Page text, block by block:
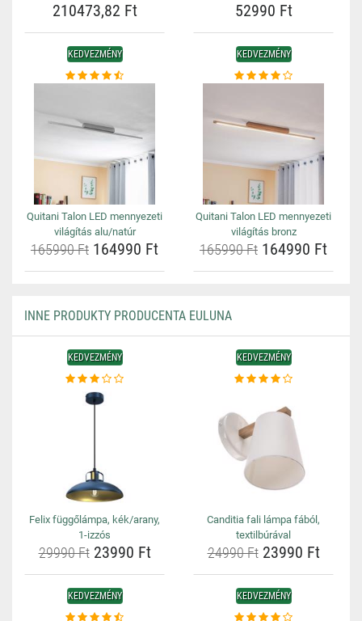
210473,82 Ft 52990 Ft
KEDVEZMÉNY
Quitani Talon LED mennyezeti
világítás alu/natúr
165990 Ft 164990 Ft
KEDVEZMÉNY
Quitani Talon LED mennyezeti
világítás bronz
165990 Ft 164990 Ft
INNE PRODUKTY PRODUCENTA EULUNA
KEDVEZMÉNY
Felix függőlámpa, kék/arany,
1-izzós
29990 Ft23990 Ft
KEDVEZMÉNY
Canditia fali lámpa fából,
textilbúrával
24990 Ft23990 Ft
KEDVEZMÉNY KEDVEZMÉNY